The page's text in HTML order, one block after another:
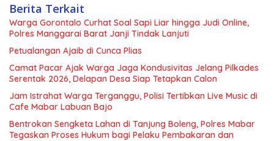
Berita Terkait
Warga Gorontalo Curhat Soal Sapi Liar hingga Judi Online,
Polres Manggarai Barat Janji Tindak Lanjuti
Petualangan Ajaib di Cunca Plias
Camat Pacar Ajak Warga Jaga Kondusivitas Jelang Pilkades
Serentak 2026, Delapan Desa Siap Tetapkan Calon
Jam Istrahat Warga Terganggu, Polisi Tertibkan Live Music di
Cafe Mabar Labuan Bajo
Bentrokan Sengketa Lahan di Tanjung Boleng, Polres Mabar
Tegaskan Proses Hukum bagi Pelaku Pembakaran dan